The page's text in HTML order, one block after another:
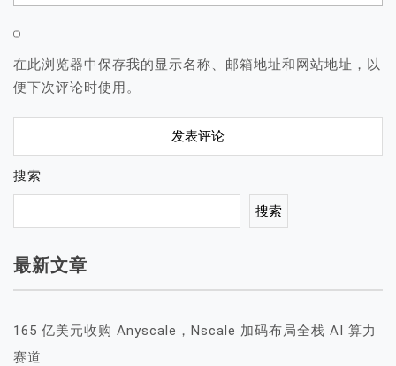
在此浏览器中保存我的显示名称、邮箱地址和网站地址，以
便下次评论时使用。
搜索
搜索
最新文章
165 亿美元收购 Anyscale，Nscale 加码布局全栈 AI 算力
赛道